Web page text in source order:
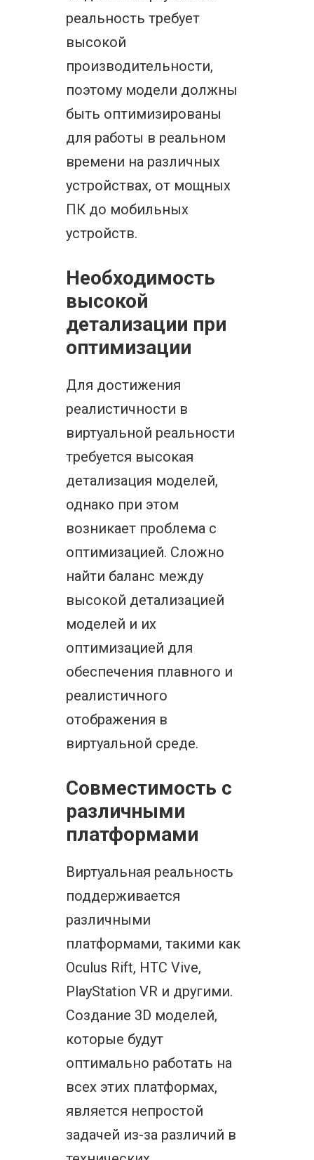
реальность требует
высокой
производительности,
поэтому модели должны
быть оптимизированы
для работы в реальном
времени на различных
устройствах, от мощных
ПК до мобильных
устройств.
Необходимость
высокой
детализации при
оптимизации
Для достижения
реалистичности в
виртуальной реальности
требуется высокая
детализация моделей,
однако при этом
возникает проблема с
оптимизацией. Сложно
найти баланс между
высокой детализацией
моделей и их
оптимизацией для
обеспечения плавного и
реалистичного
отображения в
виртуальной среде.
Совместимость с
различными
платформами
Виртуальная реальность
поддерживается
различными
платформами, такими как
Oculus Rift, HTC Vive,
PlayStation VR и другими.
Создание 3D моделей,
которые будут
оптимально работать на
всех этих платформах,
является непростой
задачей из-за различий в